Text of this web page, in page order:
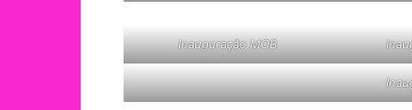
Inauguração MOB